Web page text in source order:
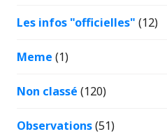
Les infos "officielles" (12)
Meme (1)
Non classé (120)
Observations(51)